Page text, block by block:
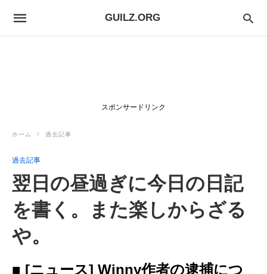
GUILZ.ORG
スポンサードリンク
ホーム 過去記事
過去記事
翌日の昼過ぎに今日の日記
を書く。また楽しからざる
や。
■ [ニュース] Winny作者の逮捕につ